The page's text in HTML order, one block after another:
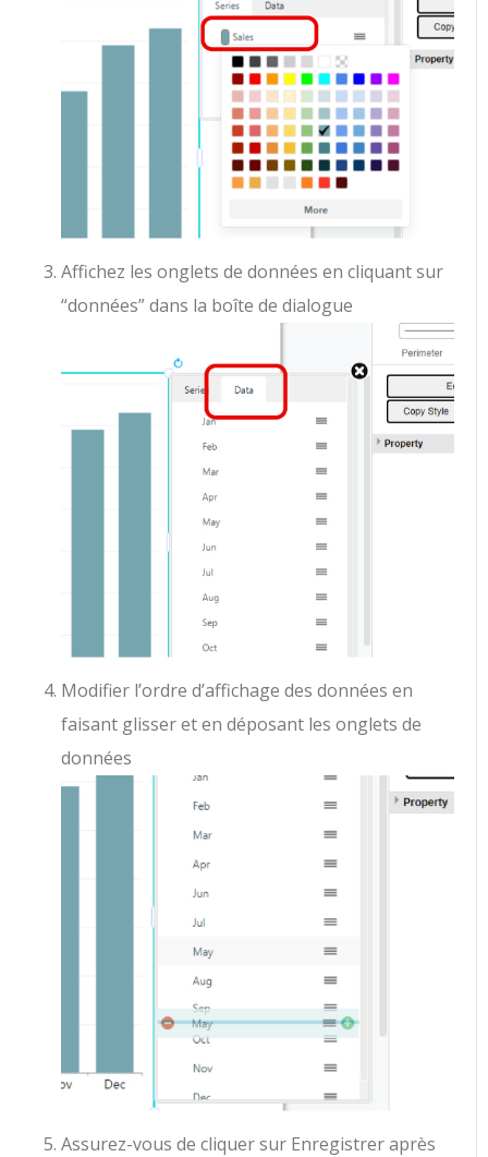
Affichez les onglets de données en cliquant sur
“données” dans la boîte de dialogue
Modifier l’ordre d’affichage des données en
faisant glisser et en déposant les onglets de
données
Assurez-vous de cliquer sur Enregistrer après